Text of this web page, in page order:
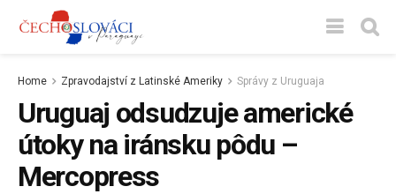
Home Zpravodajství z Latinské Ameriky Správy z Uruguaja
Uruguaj odsudzuje americké
útoky na iránsku pôdu –
Mercopress